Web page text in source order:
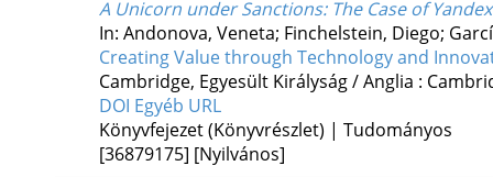
A Unicorn under Sanctions: The Case of Yandex
In: Andonova, Veneta; Finchelstein, Diego;
Creating Value through Technology and
Cambridge, Egyesült Királyság / Anglia :
DOI Egyéb URL
Könyvfejezet (Könyvrészlet) | Tudományos
[36879175] [Nyilvános]